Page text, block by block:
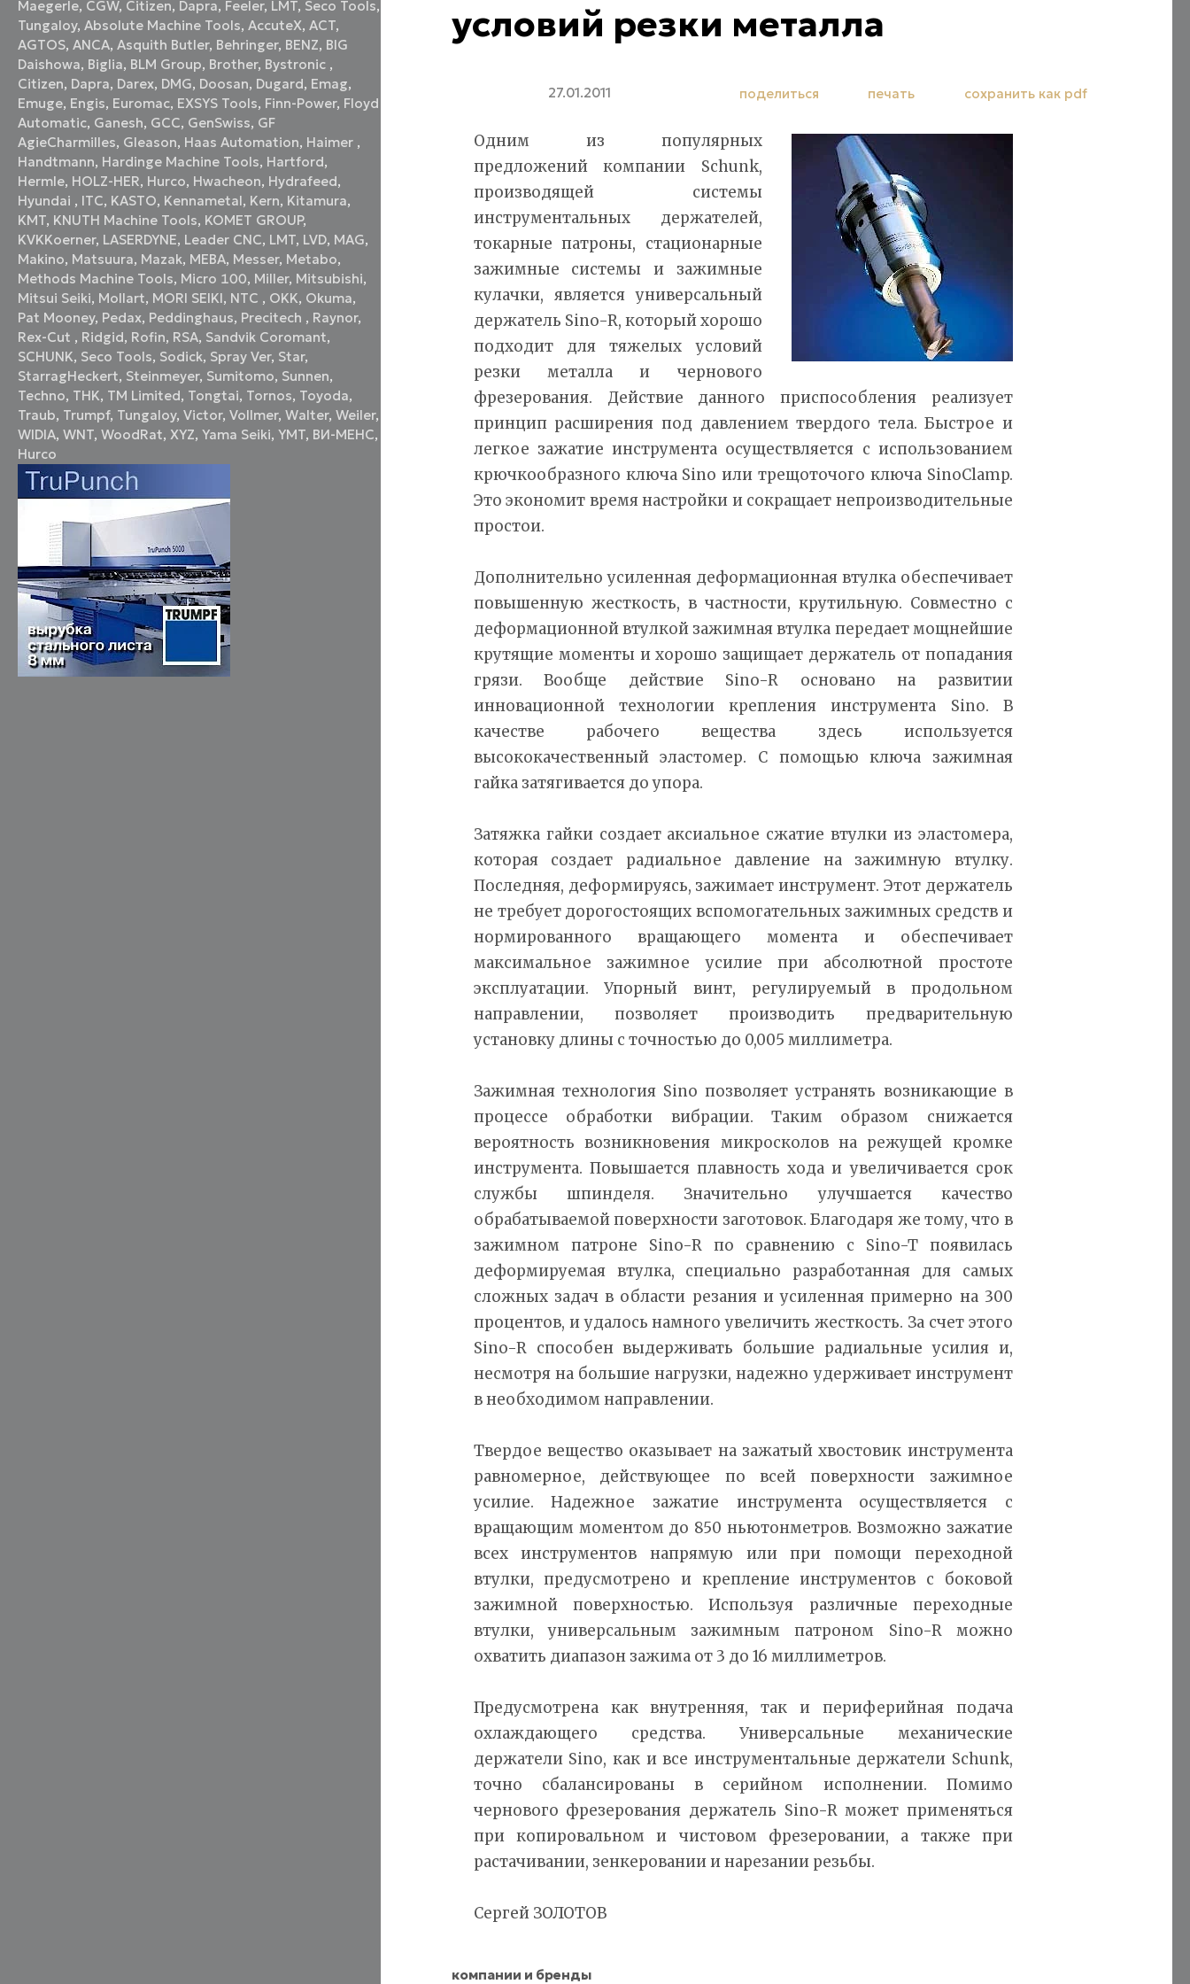
Maegerle, CGW, Citizen, Dapra, Feeler, LMT, Seco Tools,
Tungaloy,Absolute Machine Tools,AccuteX,ACT,
AGTOS,ANCA,Asquith Butler, Behringer, BENZ, BIG
Daishowa, Biglia, BLM Group, Brother, Bystronic ,
Citizen, Dapra, Darex, DMG, Doosan, Dugard, Emag,
Emuge, Engis, Euromac, EXSYS Tools, Finn-Power, Floyd
Automatic, Ganesh, GCC, GenSwiss, GF
AgieCharmilles, Gleason, Haas Automation, Haimer ,
Handtmann, Hardinge Machine Tools, Hartford,
Hermle, HOLZ-HER, Hurco, Hwacheon, Hydrafeed,
Hyundai , ITC, KASTO, Kennametal, Kern, Kitamura,
KMT, KNUTH Machine Tools, KOMET GROUP,
KVKKoerner, LASERDYNE, Leader CNC, LMT, LVD, MAG,
Makino, Matsuura, Mazak, MEBA, Messer, Metabo,
Methods Machine Tools, Micro 100, Miller, Mitsubishi,
Mitsui Seiki, Mollart, MORI SEIKI, NTC , OKK, Okuma,
Pat Mooney, Pedax, Peddinghaus, Precitech , Raynor,
Rex-Cut , Ridgid, Rofin, RSA, Sandvik Coromant,
SCHUNK, Seco Tools, Sodick, Spray Ver, Star,
StarragHeckert, Steinmeyer, Sumitomo, Sunnen,
Techno, THK, TM Limited, Tongtai, Tornos, Toyoda,
Traub, Trumpf, Tungaloy,Victor,Vollmer,Walter,Weiler,
WIDIA,WNT,WoodRat,XYZ,Yama Seiki,YMT, ВИ-МЕНС,
Нurco
условий резки металла
27.01.2011 поделиться печать сохранить как pdf
Одним из популярных
предложений компании Schunk,
производящей системы
инструментальных держателей,
токарные патроны, стационарные
зажимные системы и зажимные
кулачки, является универсальный
держатель Sino-R, который хорошо
подходит для тяжелых условий
резки металла и чернового
фрезерования. Действие данного приспособления реализует
принцип расширения под давлением твердого тела. Быстрое и
легкое зажатие инструмента осуществляется с использованием
крючкообразного ключа Sino или трещоточого ключа SinoClamp.
Это экономит время настройки и сокращает непроизводительные
простои.
Дополнительно усиленная деформационная втулка обеспечивает
повышенную жесткость, в частности, крутильную. Совместно с
деформационной втулкой зажимная втулка передает мощнейшие
крутящие моменты и хорошо защищает держатель от попадания
грязи. Вообще действие Sino-R основано на развитии
инновационной технологии крепления инструмента Sino. В
качестве рабочего вещества здесь используется
высококачественный эластомер. С помощью ключа зажимная
гайка затягивается до упора.
Затяжка гайки создает аксиальное сжатие втулки из эластомера,
которая создает радиальное давление на зажимную втулку.
Последняя, деформируясь, зажимает инструмент. Этот держатель
не требует дорогостоящих вспомогательных зажимных средств и
нормированного вращающего момента и обеспечивает
максимальное зажимное усилие при абсолютной простоте
эксплуатации. Упорный винт, регулируемый в продольном
направлении, позволяет производить предварительную
установку длины с точностью до 0,005 миллиметра.
Зажимная технология Sino позволяет устранять возникающие в
процессе обработки вибрации. Таким образом снижается
вероятность возникновения микросколов на режущей кромке
инструмента. Повышается плавность хода и увеличивается срок
службы шпинделя. Значительно улучшается качество
обрабатываемой поверхности заготовок. Благодаря же тому, что в
зажимном патроне Sino-R по сравнению с Sino-T появилась
деформируемая втулка, специально разработанная для самых
сложных задач в области резания и усиленная примерно на 300
процентов, и удалось намного увеличить жесткость. За счет этого
Sino-R способен выдерживать большие радиальные усилия и,
несмотря на большие нагрузки, надежно удерживает инструмент
в необходимом направлении.
Твердое вещество оказывает на зажатый хвостовик инструмента
равномерное, действующее по всей поверхности зажимное
усилие. Надежное зажатие инструмента осуществляется с
вращающим моментом до 850 ньютонметров. Возможно зажатие
всех инструментов напрямую или при помощи переходной
втулки, предусмотрено и крепление инструментов с боковой
зажимной поверхностью. Используя различные переходные
втулки, универсальным зажимным патроном Sino-R можно
охватить диапазон зажима от 3 до 16 миллиметров.
Предусмотрена как внутренняя, так и периферийная подача
охлаждающего средства. Универсальные механические
держатели Sino, как и все инструментальные держатели Schunk,
точно сбалансированы в серийном исполнении. Помимо
чернового фрезерования держатель Sino-R может применяться
при копировальном и чистовом фрезеровании, а также при
растачивании, зенкеровании и нарезании резьбы.
Сергей ЗОЛОТОВ
компании и бренды